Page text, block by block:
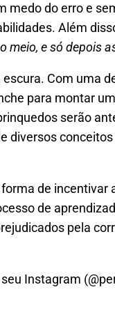
do erro e
Além
meio, e só depois
Com uma
para montar
serão
diversos
de incentivar
de
pela
Instagram